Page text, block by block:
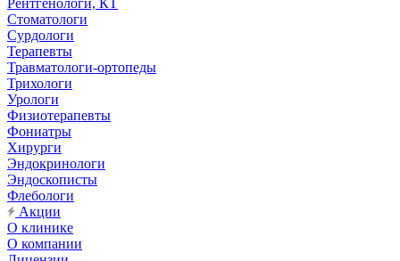
Рентгенологи, КТ
Стоматологи
Сурдологи
Терапевты
Травматологи-ортопеды
Трихологи
Урологи
Физиотерапевты
Фониатры
Хирурги
Эндокринологи
Эндоскописты
Флебологи
Акции
О клинике
О компании